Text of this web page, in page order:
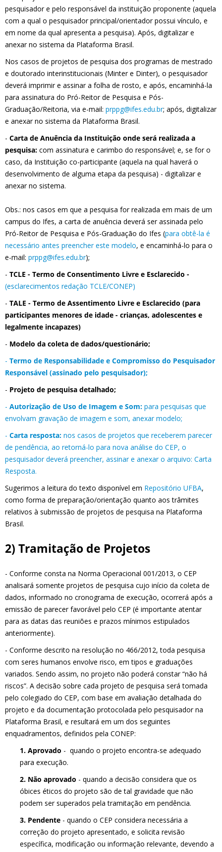
pesquisador e pelo responsável da instituição proponente (aquela
com a qual o pesquisador principal/orientador possui vínculo, e
em nome da qual apresenta a pesquisa). Após, digitalizar e
anexar no sistema da Plataforma Brasil.
Nos casos de projetos de pesquisa dos programas de mestrado
e doutorado interinstitucionais (Minter e Dinter), o pesquisador
deverá imprimir e assinar a folha de rosto, e após, encaminhá-la
para assinatura do Pró-Reitor de Pesquisa e Pós-
Graduação/Reitoria, via e-mail: prppg@ifes.edu.br; após, digitalizar
e anexar no sistema da Plataforma Brasil.
- Carta de Anuência da Instituição onde será realizada a
pesquisa: com assinatura e carimbo do responsável; e, se for o
caso, da Instituição co-participante (aquela na qual haverá o
desenvolvimento de alguma etapa da pesquisa) - digitalizar e
anexar no sistema.
Obs.: nos casos em que a pesquisa for realizada em mais de um
campus do Ifes, a carta de anuência deverá ser assinada pelo
Pró-Reitor de Pesquisa e Pós-Graduação do Ifes (para obtê-la é
necessário antes preencher este modelo, e encaminhá-lo para o
e-mail: prppg@ifes.edu.br);
- TCLE - Termo de Consentimento Livre e Esclarecido -
(esclarecimentos redação TCLE/CONEP)
- TALE - Termo de Assentimento Livre e Esclarecido (para
participantes menores de idade - crianças, adolescentes e
legalmente incapazes)
- Modelo da coleta de dados/questionário;
- Termo de Responsabilidade e Compromisso do Pesquisador
Responsável (assinado pelo pesquisador);
- Projeto de pesquisa detalhado;
- Autorização de Uso de Imagem e Som: para pesquisas que
envolvam gravação de imagem e som, anexar modelo;
- Carta resposta: nos casos de projetos que receberem parecer
de pendência, ao retorná-lo para nova análise do CEP, o
pesquisador deverá preencher, assinar e anexar o arquivo: Carta
Resposta.
Sugerimos a leitura do texto disponível em Repositório UFBA,
como forma de preparação/orientação quanto aos trâmites
relativos à submissão de projetos de pesquisa na Plataforma
Brasil.
2) Tramitação de Projetos
- Conforme consta na Norma Operacional 001/2013, o CEP
analisará somente projetos de pesquisa cujo início da coleta de
dados, informado no cronograma de execução, ocorrerá após a
emissão de parecer favorável pelo CEP (é importante atentar
para as datas das reuniões e prazos mínimos estipulados
anteriormente).
- Conforme descrito na resolução no 466/2012, toda pesquisa
com seres humanos envolve risco, em tipos e graduações
variados. Sendo assim, no projeto não poderá constar “não há
riscos”. A decisão sobre cada projeto de pesquisa será tomada
pelo colegiado do CEP, com base em avaliação detalhada do
projeto e da documentação protocolada pelo pesquisador na
Plataforma Brasil, e resultará em um dos seguintes
enquadramentos, definidos pela CONEP:
1. Aprovado - quando o projeto encontra-se adequado
para execução.
2. Não aprovado - quando a decisão considera que os
óbices éticos do projeto são de tal gravidade que não
podem ser superados pela tramitação em pendência.
3. Pendente - quando o CEP considera necessária a
correção do projeto apresentado, e solicita revisão
específica, modificação ou informação relevante, devendo a